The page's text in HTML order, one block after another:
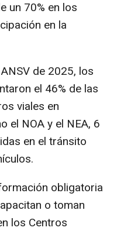
un 70% en los
en la
de 2025, los
el 46% de las
viales en
el NOA y el NEA, 6
en el tránsito
obligatoria
o toman
los Centros